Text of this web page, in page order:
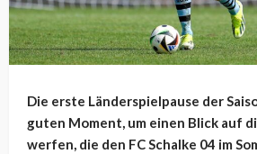
Die erste Länderspielpause der
guten Moment, um einen Blick auf
werfen, die den FC Schalke 04 im